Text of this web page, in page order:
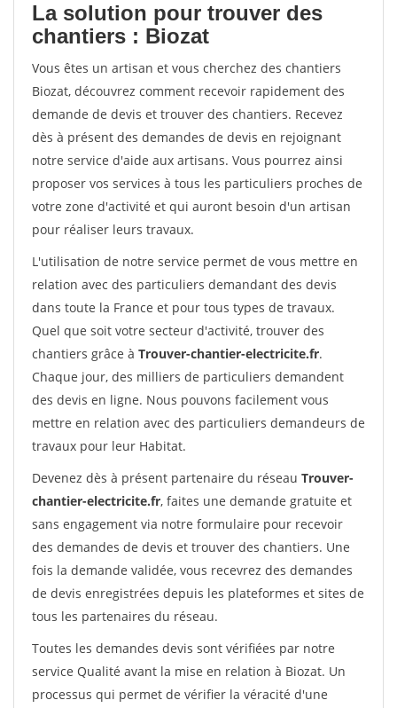
La solution pour trouver des
chantiers : Biozat
Vous êtes un artisan et vous cherchez des chantiers
Biozat, découvrez comment recevoir rapidement des
demande de devis et trouver des chantiers. Recevez
dès à présent des demandes de devis en rejoignant
notre service d'aide aux artisans. Vous pourrez ainsi
proposer vos services à tous les particuliers proches de
votre zone d'activité et qui auront besoin d'un artisan
pour réaliser leurs travaux.
L'utilisation de notre service permet de vous mettre en
relation avec des particuliers demandant des devis
dans toute la France et pour tous types de travaux.
Quel que soit votre secteur d'activité, trouver des
chantiers grâce à Trouver-chantier-electricite.fr.
Chaque jour, des milliers de particuliers demandent
des devis en ligne. Nous pouvons facilement vous
mettre en relation avec des particuliers demandeurs de
travaux pour leur Habitat.
Devenez dès à présent partenaire du réseau Trouver-
chantier-electricite.fr, faites une demande gratuite et
sans engagement via notre formulaire pour recevoir
des demandes de devis et trouver des chantiers. Une
fois la demande validée, vous recevrez des demandes
de devis enregistrées depuis les plateformes et sites de
tous les partenaires du réseau.
Toutes les demandes devis sont vérifiées par notre
service Qualité avant la mise en relation à Biozat. Un
processus qui permet de vérifier la véracité d'une